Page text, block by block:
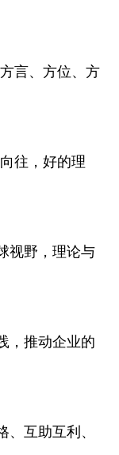
言、方位、方
往，好的理
视野，理论与
，推动企业的
、互助互利、